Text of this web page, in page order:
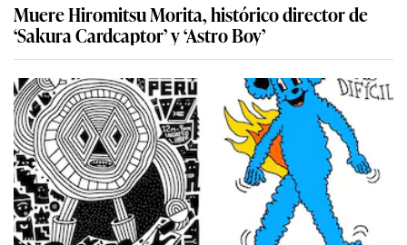
Muere Hiromitsu Morita, histórico director de
‘Sakura Cardcaptor’ y ‘Astro Boy’